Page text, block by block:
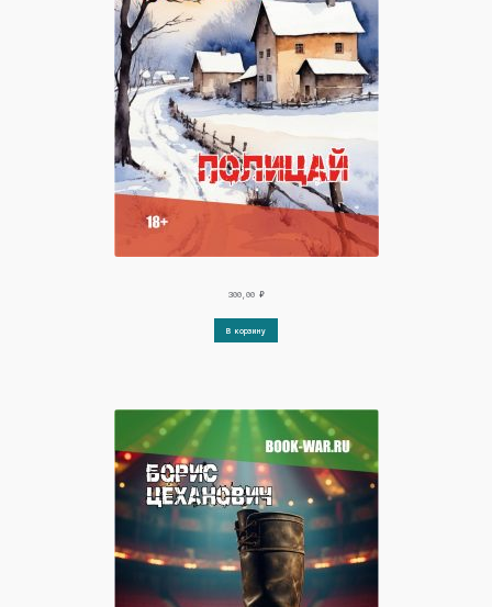
300,00 ₽
В корзину